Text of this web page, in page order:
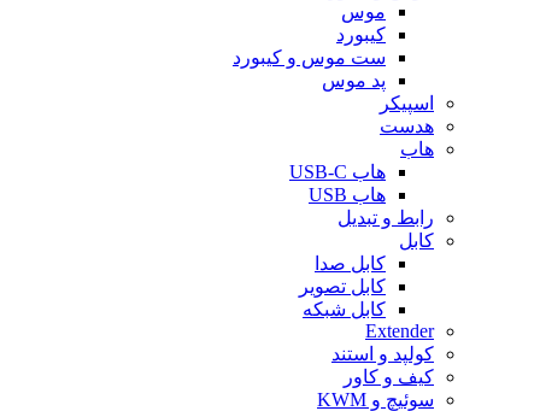
موس
کیبورد
ست موس و کیبورد
پد موس
اسپیکر
هدست
هاب
هاب USB-C
هاب USB
رابط و تبدیل
کابل
کابل صدا
کابل تصویر
کابل شبکه
Extender
کولپد و استند
کیف و کاور
سوئیچ و KWM